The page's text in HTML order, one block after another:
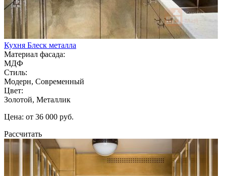
Кухня Блеск металла
Материал фасада:
МДФ
Стиль:
Модерн, Современный
Цвет:
Золотой, Металлик
Цена: от 36 000 руб.
Рассчитать